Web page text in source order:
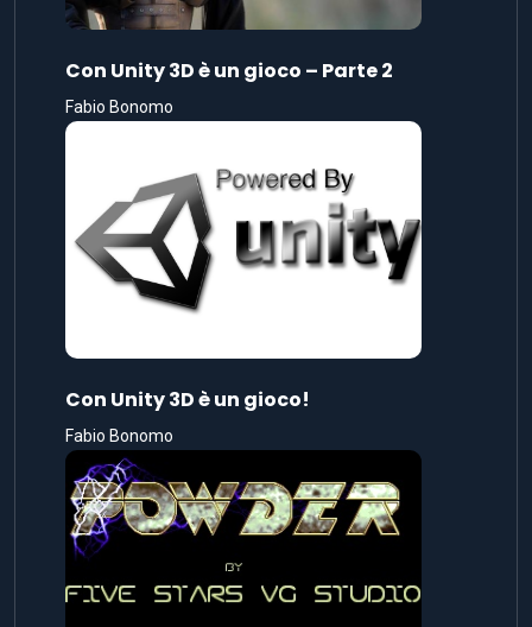
Con Unity 3D è un gioco – Parte 2
Fabio Bonomo
Con Unity 3D è un gioco!
Fabio Bonomo